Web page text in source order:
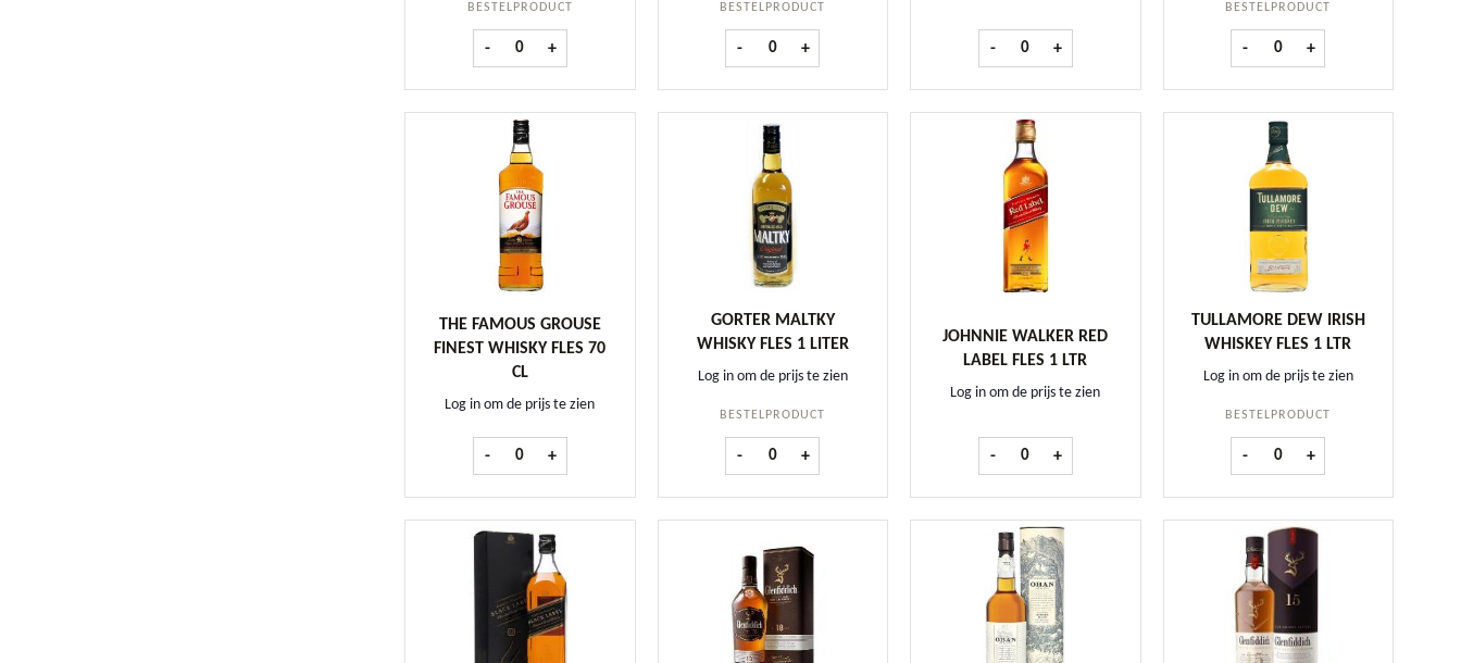
BESTELPRODUCT
- the Glenlivet 15 Years old 70 cl aantal
+
BESTELPRODUCT
- the Glenlivet 18 Years old 70 cl aantal
+ - Jack Daniel's fles 1 ltr aantal
+
BESTELPRODUCT
- Bowmore Whisky 12Y fles 70 cl
+
THE FAMOUS GROUSE
FINEST WHISKY FLES 70
CL
Log in om de prijs te zien
- The Famous Grouse Finest Whisky fles 70 cl aantal
+
GORTER MALTKY
WHISKY FLES 1 LITER
Log in om de prijs te zien
BESTELPRODUCT
- Gorter Maltky Whisky fles 1 liter aantal
+
JOHNNIE WALKER RED
LABEL FLES 1 LTR
Log in om de prijs te zien
- Johnnie Walker Red Label fles 1 ltr aantal
+
TULLAMORE DEW IRISH
WHISKEY FLES 1 LTR
Log in om de prijs te zien
BESTELPRODUCT
- Tullamore Dew Irish Whiskey
+